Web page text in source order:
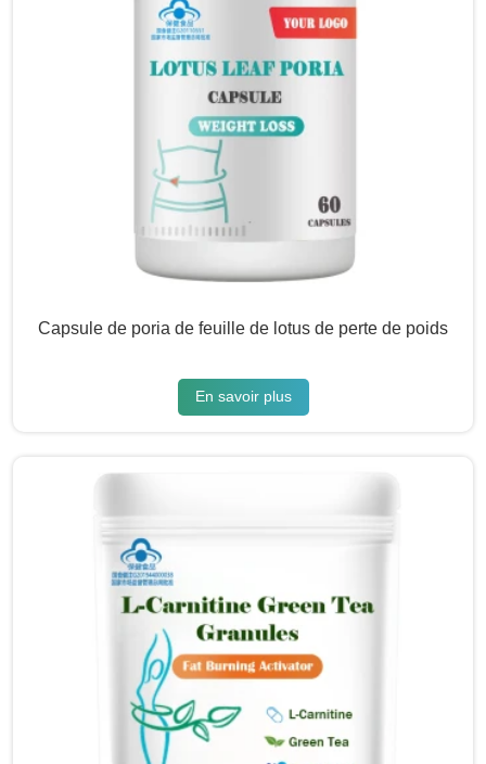
Capsule de poria de feuille de lotus de perte de poids
En savoir plus